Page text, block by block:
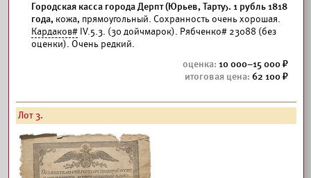
Городская касса города Дерпт (Юрьев, Тарту). 1 рубль 1818
года, кожа, прямоугольный. Сохранность очень хорошая.
Кардаков# IV.5.3. (30 дойчмарок). Рябченко# 23088 (без
оценки). Очень редкий.
10 000–15 000
62 100
Лот 3.